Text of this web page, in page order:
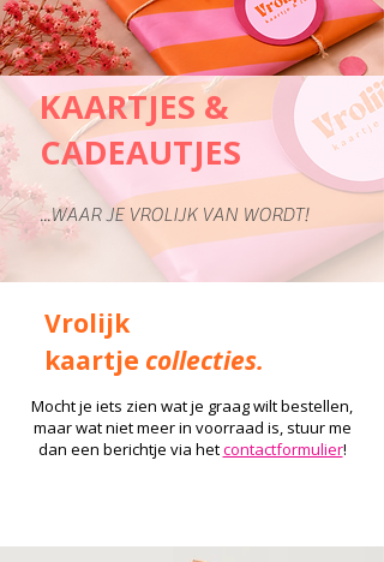
KAARTJES &
CADEAUTJES
...WAAR JE VROLIJK VAN WORDT!
Vrolijk
kaartje collecties.
Mocht je iets zien wat je graag wilt bestellen,
maar wat niet meer in voorraad is, stuur me
dan een berichtje via hetcontactformulier!